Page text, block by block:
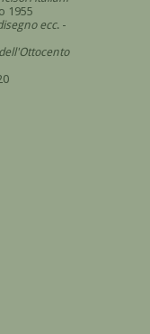
1955
ecc. -